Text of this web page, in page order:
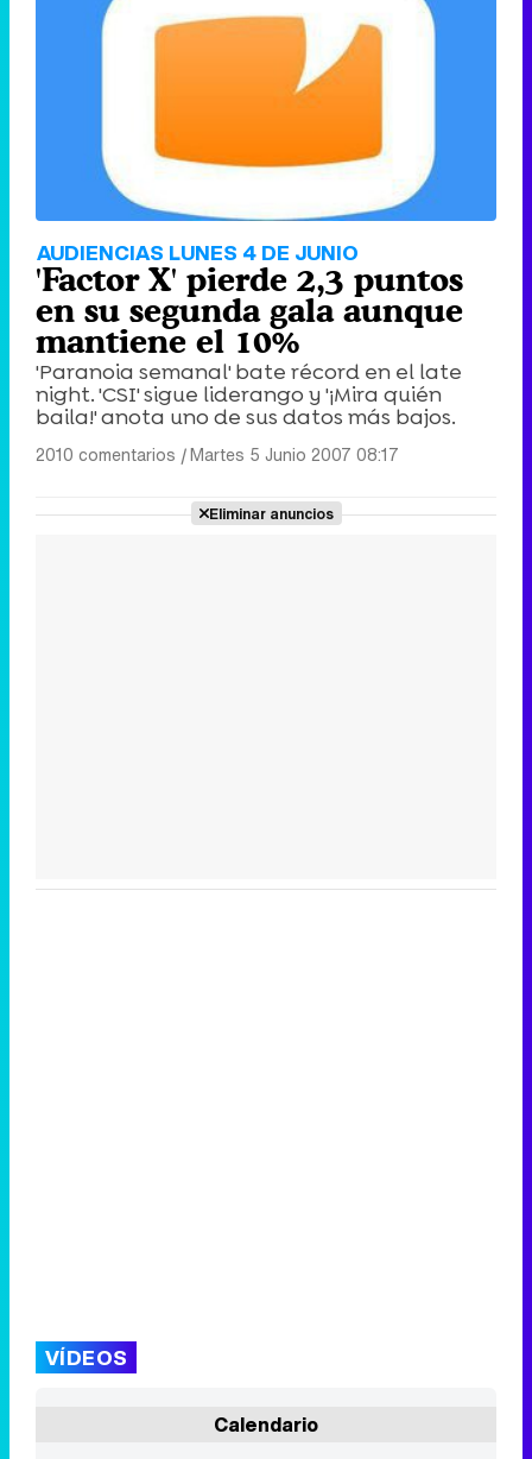
AUDIENCIAS LUNES 4 DE JUNIO
'Factor X' pierde 2,3 puntos
en su segunda gala aunque
mantiene el 10%
'Paranoia semanal' bate récord en el late
night. 'CSI' sigue liderango y '¡Mira quién
baila!' anota uno de sus datos más bajos.
2010 comentarios |Martes 5 Junio 2007 08:17
Eliminar anuncios
VÍDEOS
Calendario